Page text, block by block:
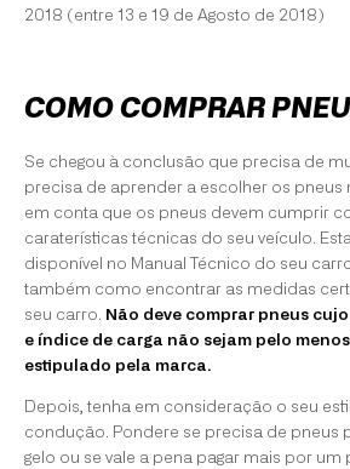
2018 (entre 13 e 19 de Agosto de 2018)
COMO COMPRAR
Se chegou à conclusão que precisa de
precisa de aprender a escolher os pneus
em conta que os pneus devem cumprir
caraterísticas técnicas do seu veículo.
disponível no Manual Técnico do seu
também como encontrar as medidas
seu carro. Não deve comprar pneus
e índice de carga não sejam pelo
estipulado pela marca.
Depois, tenha em consideração o seu
condução. Pondere se precisa de pneus
gelo ou se vale a pena pagar mais por um